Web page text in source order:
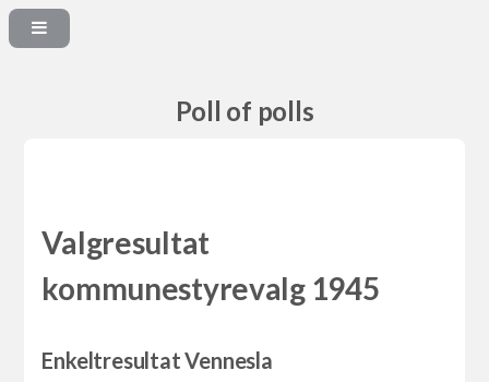
Poll of polls
Valgresultat
kommunestyrevalg 1945
Enkeltresultat Vennesla